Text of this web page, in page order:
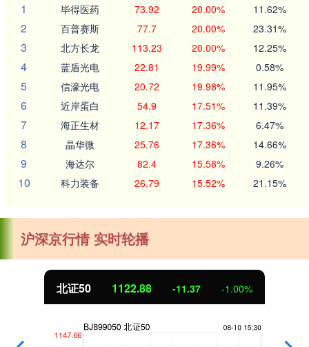
1
毕得医药 73.92 20.00% 11.62%
2 百普赛斯 77.7 20.00% 23.31%
3 北方长龙 113.23 20.00% 12.25%
4 蓝盾光电 22.81 19.99% 0.58%
5 信濠光电 20.72 19.98% 11.95%
6 近岸蛋白 54.9 17.51% 11.39%
7 海正生材 12.17 17.36% 6.47%
8 晶华微 25.76 17.36% 14.66%
9 海达尔 82.4 15.58% 9.26%
10 科力装备 26.79 15.52% 21.15%
沪深京行情 实时轮播
北证50 1122.88 -11.37 -1.00%